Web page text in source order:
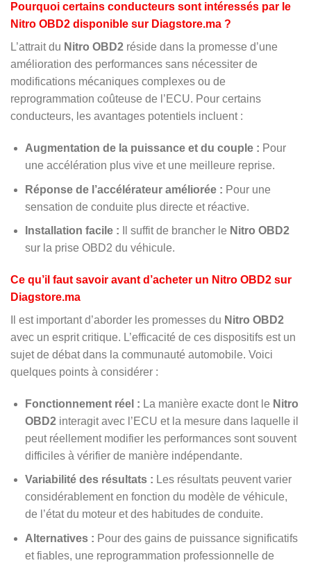
Pourquoi certains conducteurs sont intéressés par le
Nitro OBD2 disponible sur Diagstore.ma ?
L’attrait du Nitro OBD2 réside dans la promesse d’une
amélioration des performances sans nécessiter de
modifications mécaniques complexes ou de
reprogrammation coûteuse de l’ECU. Pour certains
conducteurs, les avantages potentiels incluent :
Augmentation de la puissance et du couple : Pour
une accélération plus vive et une meilleure reprise.
Réponse de l’accélérateur améliorée : Pour une
sensation de conduite plus directe et réactive.
Installation facile : Il suffit de brancher le Nitro OBD2
sur la prise OBD2 du véhicule.
Ce qu’il faut savoir avant d’acheter un Nitro OBD2 sur
Diagstore.ma
Il est important d’aborder les promesses du Nitro OBD2
avec un esprit critique. L’efficacité de ces dispositifs est un
sujet de débat dans la communauté automobile. Voici
quelques points à considérer :
Fonctionnement réel : La manière exacte dont le Nitro
OBD2interagit avec l’ECU et la mesure dans laquelle il
peut réellement modifier les performances sont souvent
difficiles à vérifier de manière indépendante.
Variabilité des résultats : Les résultats peuvent varier
considérablement en fonction du modèle de véhicule,
de l’état du moteur et des habitudes de conduite.
Alternatives : Pour des gains de puissance significatifs
et fiables, une reprogrammation professionnelle de